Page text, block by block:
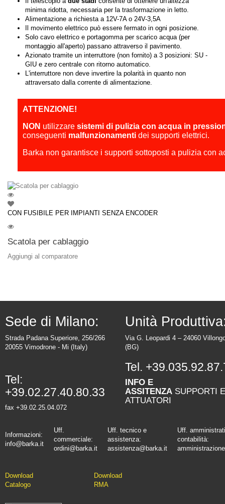
minima ridotta, necessaria per la trasformazione in letto.
Alimentazione a richiesta a 12V-7A o 24V-3,5A
Il movimento elettrico può essere fermato in ogni posizione.
Solo cavo elettrico e portagomma per scarico acqua (per
montaggio all'aperto) passano attraverso il pavimento.
Azionato tramite un interruttore (non fornito) a 3 posizioni: SU -
GIU e zero centrale con ritorno automatico.
L'interruttore non deve invertire la polarità in quanto non
attraversato dalla corrente di alimentazione.
ATTENZIONE!
NON utilizzare sistemi di pulizia con acqua in
conseguenti malfunzionamenti dei supporti elettrici.
Barka non garantisce i supporti sottoposti a pulizia con
CON FUSIBILE PER IMPIANTI SENZA ENCODER
Scatola per cablaggio
Aggiungi al comparatore
Sede di Milano:
Strada Padana Superiore, 256/266
20055 Vimodrone - Mi (Italy)
Tel:
+39.02.27.40.80.33
fax +39.02.25.04.072
Unità
Via G. Leopardi 4 – 24060
(BG)
Tel.
INFO E
ASSITENZA SUPPORTI E
ATTUATORI
Informazioni:
info@barka.it
Uff.
commerciale:
ordini@barka.it
Uff. tecnico e
assistenza:
assistenza@barka.it
Uff.
contabilità:
Download
Catalogo
Download
RMA